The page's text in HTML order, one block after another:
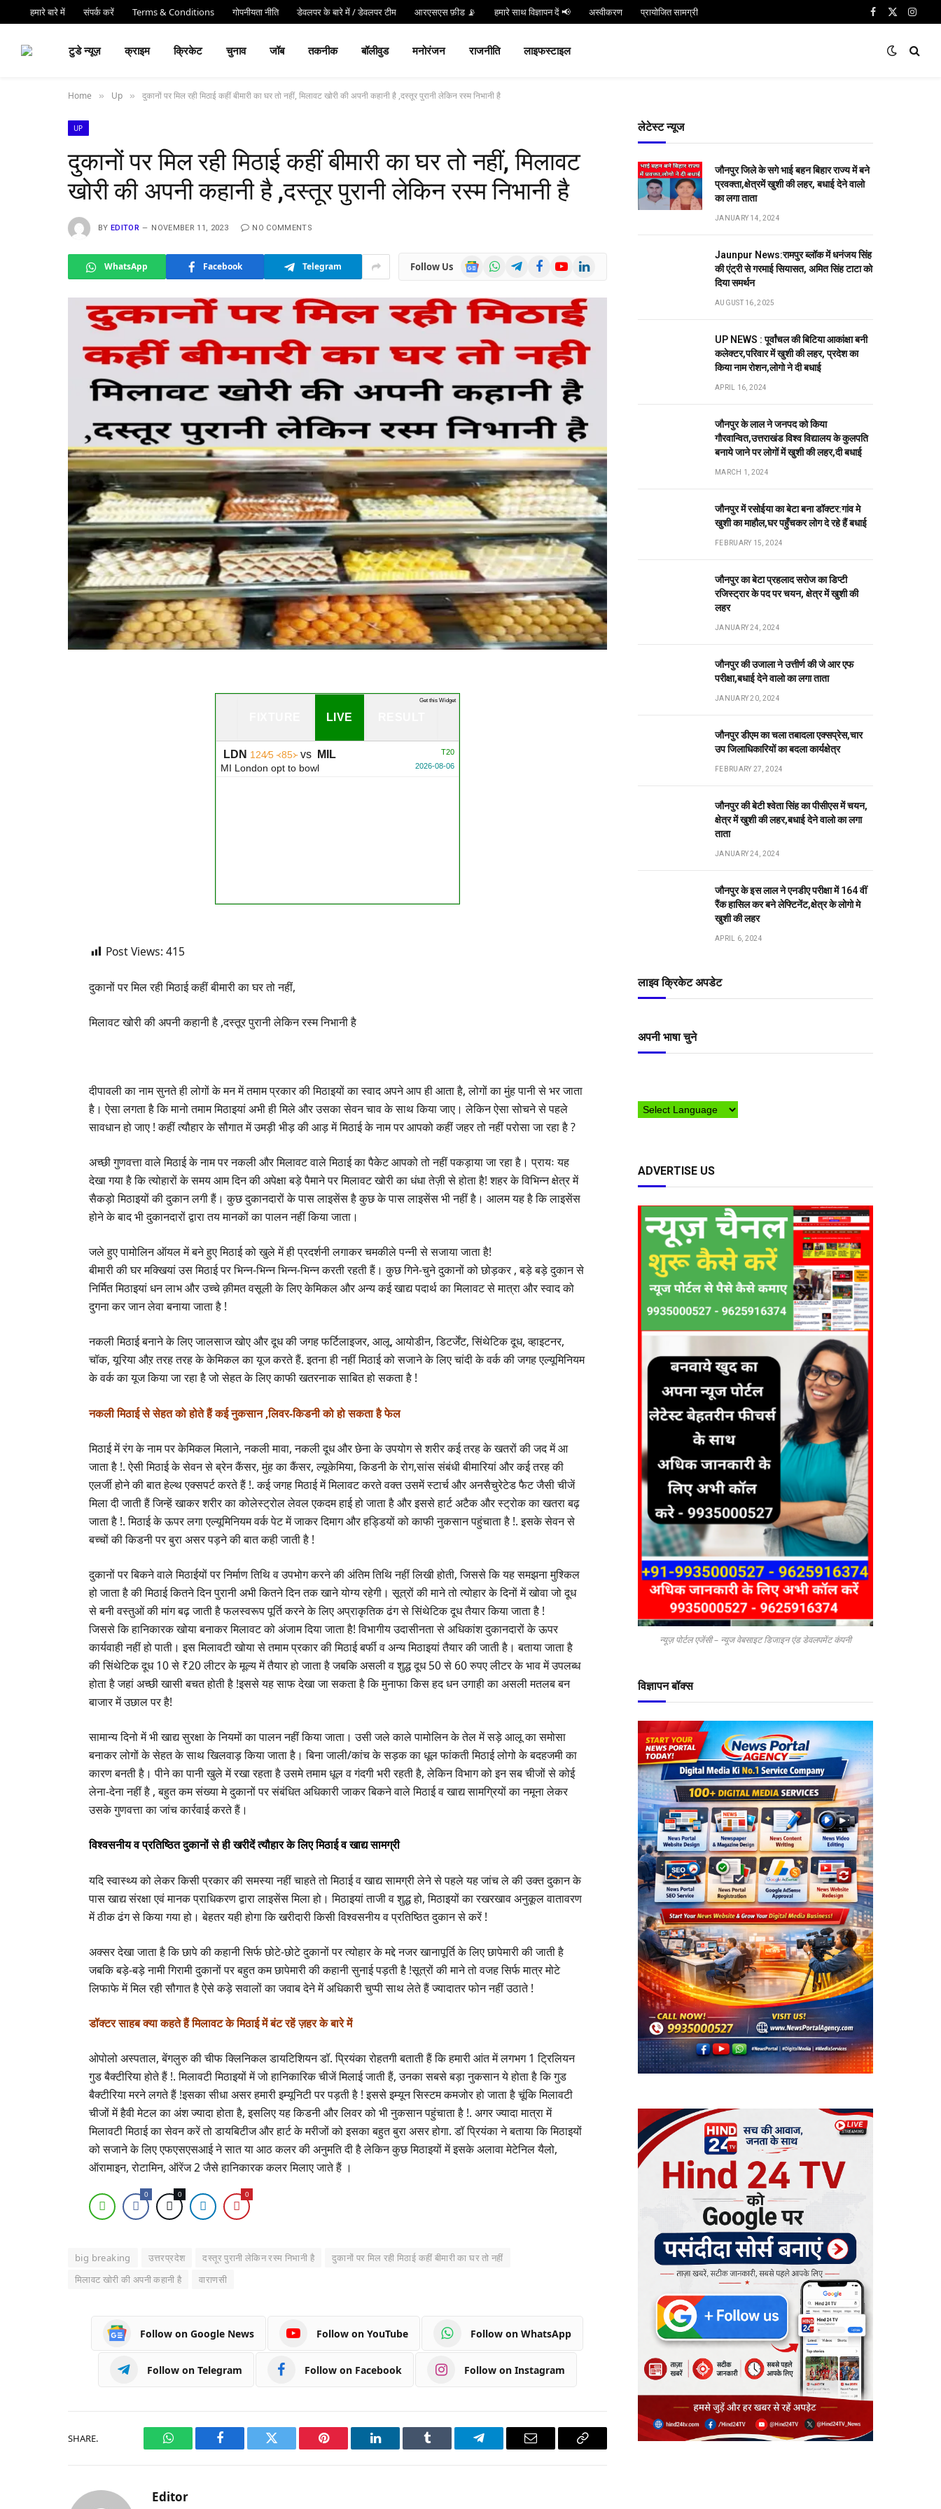
हमारे बारे में संपर्क करें Terms & Conditions गोपनीयता नीति डेवलपर के बारे में / डेवलपर टीम आरएसएस फ़ीड 📡 हमारे साथ विज्ञापन दें 📢 अस्वीकरण प्रायोजित सामग्री Facebook
X
टुडे न्यूज़ क्राइम क्रिकेट चुनाव जॉब तकनीक बॉलीवुड मनोरंजन राजनीति लाइफस्टाइल
Home » Up » दुकानों पर मिल रही मिठाई कहीं बीमारी का घर तो नहीं, मिलावट खोरी की अपनी कहानी है ,दस्तूर पुरानी लेकिन रस्म निभानी है
UP
दुकानों पर मिल रही मिठाई कहीं बीमारी का घर तो नहीं, मिलावट
खोरी की अपनी कहानी है ,दस्तूर पुरानी लेकिन रस्म निभानी है
BY EDITOR NOVEMBER 11, 2023 NO COMMENTS
WhatsApp Facebook Telegram Follow Us
Google
News
WhatsAppTelegramFacebookYouTubeLinkedIn
LIVE
T20
LDN 124∕5 ᚜85᚛vs MIL
2026-08-06
MI London opt to bowl
Get this Widget
Post Views: 415
दुकानों पर मिल रही मिठाई कहीं बीमारी का घर तो नहीं,
मिलावट खोरी की अपनी कहानी है ,दस्तूर पुरानी लेकिन रस्म निभानी है
दीपावली का नाम सुनते ही लोगों के मन में तमाम प्रकार की मिठाइयों का स्वाद अपने आप ही आता है, लोगों का मुंह पानी से भर जाता
है। ऐसा लगता है कि मानो तमाम मिठाइयां अभी ही मिले और उसका सेवन चाव के साथ किया जाए। लेकिन ऐसा सोचने से पहले
सावधान हो जाए ! कहीं त्यौहार के सौगात में उमड़ी भीड़ की आड़ में मिठाई के नाम पर आपको कहीं जहर तो नहीं परोसा जा रहा है ?
अच्छी गुणवत्ता वाले मिठाई के नाम पर नकली और मिलावट वाले मिठाई का पैकेट आपको तो नहीं पकड़ाया जा रहा है। प्रायः यह
देखा गया है कि त्योहारों के समय आम दिन की अपेक्षा बड़े पैमाने पर मिलावट खोरी का धंधा तेज़ी से होता है! शहर के विभिन्न क्षेत्र में
सैकड़ो मिठाइयों की दुकान लगी हैं। कुछ दुकानदारों के पास लाइसेंस है कुछ के पास लाइसेंस भी नहीं है। आलम यह है कि लाइसेंस
होने के बाद भी दुकानदारों द्वारा तय मानकों का पालन नहीं किया जाता।
जले हुए पामोलिन ऑयल में बने हुए मिठाई को खुले में ही प्रदर्शनी लगाकर चमकीले पन्नी से सजाया जाता है!
बीमारी की घर मक्खियां उस मिठाई पर भिन्न-भिन्न भिन्न-भिन्न करती रहती हैं। कुछ गिने-चुने दुकानों को छोड़कर , बड़े बड़े दुकान से
निर्मित मिठाइयां धन लाभ और उच्चे क़ीमत वसूली के लिए केमिकल और अन्य कई खाद्य पदार्थ का मिलावट से मात्रा और स्वाद को
दुगना कर जान लेवा बनाया जाता है !
नकली मिठाई बनाने के लिए जालसाज खोए और दूध की जगह फर्टिलाइजर, आलू, आयोडीन, डिटर्जेंट, सिंथेटिक दूध, व्हाइटनर,
चॉक, यूरिया औऱ तरह तरह के केमिकल का यूज करते हैं. इतना ही नहीं मिठाई को सजाने के लिए चांदी के वर्क की जगह एल्यूमिनियम
के वर्क का यूज किया जा रहा है जो सेहत के लिए काफी खतरनाक साबित हो सकता है !
नकली मिठाई से सेहत को होते हैं कई नुकसान ,लिवर-किडनी को हो सकता है फेल
मिठाई में रंग के नाम पर केमिकल मिलाने, नकली मावा, नकली दूध और छेना के उपयोग से शरीर कई तरह के खतरों की जद में आ
जाता है !. ऐसी मिठाई के सेवन से ब्रेन कैंसर, मुंह का कैंसर, ल्यूकेमिया, किडनी के रोग,सांस संबंधी बीमारियां और कई तरह की
एलर्जी होने की बात हेल्थ एक्सपर्ट करते हैं !. कई जगह मिठाई में मिलावट करते वक्त उसमें स्टार्च और अनसैचुरेटेड फैट जैसी चीजें
मिला दी जाती हैं जिन्हें खाकर शरीर का कोलेस्ट्रोल लेवल एकदम हाई हो जाता है और इससे हार्ट अटैक और स्ट्रोक का खतरा बढ़
जाता है !. मिठाई के ऊपर लगा एल्यूमिनियम वर्क पेट में जाकर दिमाग और हड्डियों को काफी नुकसान पहुंचाता है !. इसके सेवन से
बच्चों की किडनी पर बुरा असर पड़ने की बात कही जाती है !
दुकानों पर बिकने वाले मिठाईयों पर निर्माण तिथि व उपभोग करने की अंतिम तिथि नहीं लिखी होती, जिससे कि यह समझना मुश्किल
हो जाता है की मिठाई कितने दिन पुरानी अभी कितने दिन तक खाने योग्य रहेगी। सूत्रों की माने तो त्योहार के दिनों में खोवा जो दूध
से बनी वस्तुओं की मांग बढ़ जाती है फलस्वरूप पूर्ति करने के लिए अप्राकृतिक ढंग से सिंथेटिक दूध तैयार किया जाता है !
जिससे कि हानिकारक खोया बनाकर मिलावट को अंजाम दिया जाता है! विभागीय उदासीनता से अधिकांश दुकानदारों के ऊपर
कार्यवाही नहीं हो पाती। इस मिलावटी खोया से तमाम प्रकार की मिठाई बर्फी व अन्य मिठाइयां तैयार की जाती है। बताया जाता है
की सिंथेटिक दूध 10 से ₹20 लीटर के मूल्य में तैयार हो जाता है जबकि असली व शुद्ध दूध 50 से 60 रुपए लीटर के भाव में उपलब्ध
होता है जहां अच्छी खासी बचत होती है !इससे यह साफ देखा जा सकता है कि मुनाफा किस हद धन उगाही का असली मतलब बन
बाजार में उछाल पर है!
सामान्य दिनो में भी खाद्य सुरक्षा के नियमों का पालन नहीं किया जाता। उसी जले काले पामोलिन के तेल में सड़े आलू का समोसा
बनाकर लोगों के सेहत के साथ खिलवाड़ किया जाता है। बिना जाली/कांच के सड़क का धूल फांकती मिठाई लोगो के बदहजमी का
कारण बनती है। पीने का पानी खुले में रखा रहता है उसमे तमाम धूल व गंदगी भरी रहती है, लेकिन विभाग को इन सब चीजों से कोई
लेना-देना नहीं है , बहुत कम संख्या मे दुकानों पर संबंधित अधिकारी जाकर बिकने वाले मिठाई व खाद्य सामग्रियों का नमूना लेकर
उसके गुणवत्ता का जांच कार्रवाई करते हैं।
विश्वसनीय व प्रतिष्ठित दुकानों से ही खरीदें त्यौहार के लिए मिठाई व खाद्य सामग्री
यदि स्वास्थ्य को लेकर किसी प्रकार की समस्या नहीं चाहते तो मिठाई व खाद्य सामग्री लेने से पहले यह जांच ले की उक्त दुकान के
पास खाद्य संरक्षा एवं मानक प्राधिकरण द्वारा लाइसेंस मिला हो। मिठाइयां ताजी व शुद्ध हो, मिठाइयों का रखरखाव अनुकूल वातावरण
में ठीक ढंग से किया गया हो। बेहतर यही होगा कि खरीदारी किसी विश्वसनीय व प्रतिष्ठित दुकान से करें !
अक्सर देखा जाता है कि छापे की कहानी सिर्फ छोटे-छोटे दुकानों पर त्योहार के मद्दे नजर खानापूर्ति के लिए छापेमारी की जाती है
जबकि बड़े-बड़े नामी गिरामी दुकानों पर बहुत कम छापेमारी की कहानी सुनाई पड़ती है !सूत्रों की माने तो वजह सिर्फ मात्र मोटे
लिफाफे में मिल रही सौगात है ऐसे कड़े सवालों का जवाब देने में अधिकारी चुप्पी साथ लेते हैं ज्यादातर फोन नहीं उठाते !
डॉक्टर साहब क्या कहते हैं मिलावट के मिठाई में बंट रहें ज़हर के बारे में
ओपोलो अस्पताल, बेंगलुरु की चीफ क्लिनिकल डायटिशियन डॉ. प्रियंका रोहतगी बताती हैं कि हमारी आंत में लगभग 1 ट्रिलियन
गुड बैक्टीरिया होते हैं !. मिलावटी मिठाइयों में जो हानिकारिक चीजें मिलाई जाती हैं, उनका सबसे बड़ा नुकसान ये होता है कि गुड
बैक्टीरिया मरने लगते हैं !इसका सीधा असर हमारी इम्यूनिटी पर पड़ती है ! इससे इम्यून सिस्टम कमजोर हो जाता है चूंकि मिलावटी
चीजों में हैवी मेटल का अंश ज्यादा होता है, इसलिए यह किडनी और लिवर को भी नुकसान पहुंचाता है !. अगर ज्यादा मात्रा में
मिलावटी मिठाई का सेवन करें तो डायबिटीज और हार्ट के मरीजों को इसका बहुत बुरा असर होगा. डॉ प्रियंका ने बताया कि मिठाइयों
को सजाने के लिए एफएसएसआई ने सात या आठ कलर की अनुमति दी है लेकिन कुछ मिठाइयों में इसके अलावा मेटेनिल यैलो,
ऑरामाइन, रोटामिन, ऑरेंज 2 जैसे हानिकारक कलर मिलाए जाते हैं ।
0 0 0
big breaking उत्तरप्रदेश दस्तूर पुरानी लेकिन रस्म निभानी है
दुकानों पर मिल रही मिठाई कहीं बीमारी का घर तो नहीं
मिलावट खोरी की अपनी कहानी है
वाराणसी
Follow on Google News Follow on YouTube Follow on WhatsApp
Follow on Telegram Follow on Facebook Follow on Instagram
SHARE.
WhatsAppFacebook Twitter Pinterest LinkedIn Tumblr Telegram Email
Copy
Editor
लेटेस्ट न्यूज
जौनपुर जिले के सगे भाई बहन बिहार राज्य में बने
प्रवक्ता,क्षेत्रमें खुशी की लहर, बधाई देने वालो
का लगा ताता
JANUARY 14, 2024
Jaunpur News:रामपुर ब्लॉक में धनंजय सिंह
की एंट्री से गरमाई सियासत, अमित सिंह टाटा को
दिया समर्थन
AUGUST 16, 2025
UP NEWS : पूर्वांचल की बिटिया आकांक्षा बनी
कलेक्टर,परिवार में खुशी की लहर, प्रदेश का
किया नाम रोशन,लोगो ने दी बधाई
APRIL 16, 2024
जौनपुर के लाल ने जनपद को किया
गौरवान्वित,उत्तराखंड विश्व विद्यालय के कुलपति
बनाये जाने पर लोगों में खुशी की लहर,दी बधाई
MARCH 1, 2024
जौनपुर में रसोईया का बेटा बना डॉक्टर:गांव मे
खुशी का माहौल,घर पहुँचकर लोग दे रहे हैं बधाई
FEBRUARY 15, 2024
जौनपुर का बेटा प्रहलाद सरोज का डिप्टी
रजिस्ट्रार के पद पर चयन, क्षेत्र में खुशी की
लहर
JANUARY 24, 2024
जौनपुर की उजाला ने उत्तीर्ण की जे आर एफ
परीक्षा,बधाई देने वालो का लगा ताता
JANUARY 20, 2024
जौनपुर डीएम का चला तबादला एक्सप्रेस,चार
उप जिलाधिकारियों का बदला कार्यक्षेत्र
FEBRUARY 27, 2024
जौनपुर की बेटी श्वेता सिंह का पीसीएस में चयन,
क्षेत्र में खुशी की लहर,बधाई देने वालो का लगा
ताता
JANUARY 24, 2024
जौनपुर के इस लाल ने एनडीए परीक्षा में 164 वीं
रैंक हासिल कर बने लेफ्टिनेंट,क्षेत्र के लोगो मे
खुशी की लहर
APRIL 6, 2024
लाइव क्रिकेट अपडेट
अपनी भाषा चुने
ADVERTISE US
न्यूज़ पोर्टल एजेंसी – न्यूज वेबसाइट डिजाइन एंड डेवलपमेंट कंपनी
विज्ञापन बॉक्स
⏰ देर न करेंHind 24 TV App डाउनलोड करें और पाएं Live Breaking News!